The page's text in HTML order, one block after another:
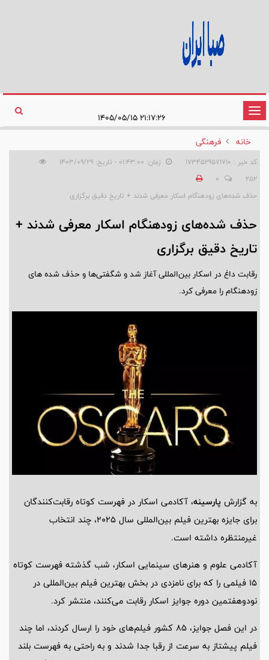
تغییر
وضعیت
ناوبری
خانه
فرهنگی
کد خبر : 1734529571710
زمان: ۰۱:۴۳:۰۰ - تاریخ: ۱۴۰۳/۰۹/۲۹
252
0
حذف شده‌های زودهنگام اسکار معرفی شدند + تاریخ دقیق برگزاری
حذف شده‌های زودهنگام اسکار معرفی شدند +
تاریخ دقیق برگزاری
رقابت داغ در اسکار بین‌المللی آغاز شد و شگفتی‌ها و حذف شده های
زودهنگام را معرفی کرد.
به گزارش پارسینه، آکادمی اسکار در فهرست کوتاه رقابت‌کنندگان
برای جایزه بهترین فیلم بین‌المللی سال 2025، چند انتخاب
غیرمنتظره داشته است.
آکادمی علوم و هنرهای سینمایی اسکار، شب گذشته فهرست کوتاه
15 فیلمی را که برای نامزدی در بخش بهترین فیلم بین‌المللی در
نودوهفتمین دوره جوایز اسکار رقابت می‌کنند، منتشر کرد.
در این فصل جوایز، 85 کشور فیلم‌های خود را ارسال کردند، اما چند
فیلم پیشتاز به سرعت از رقبا جدا شدند و به راحتی به فهرست بلند